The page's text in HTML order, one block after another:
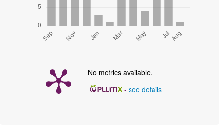
No metrics available.
- see details